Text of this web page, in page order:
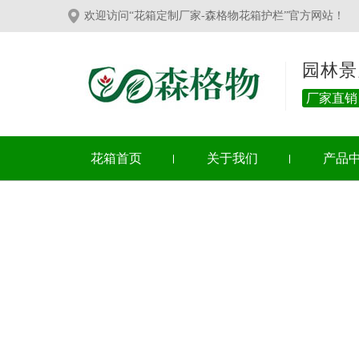
欢迎访问“花箱定制厂家-森格物花箱护栏”官方网站！
园林
厂家直销
花箱首页 关于我们 产品